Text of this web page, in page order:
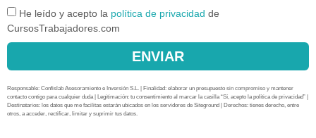
He leído y acepto la política de privacidad de
CursosTrabajadores.com
ENVIAR
Responsable: Confislab Asesoramiento e Inversión S.L. | Finalidad: elaborar un presupuesto sin compromiso y mantener
contacto contigo para cualquier duda | Legitimación: tu consentimiento al marcar la casilla “Sí, acepto la política de privacidad” |
Destinatarios: los datos que me facilitas estarán ubicados en los servidores de Siteground | Derechos: tienes derecho, entre
otros, a acceder, rectificar, limitar y suprimir tus datos.